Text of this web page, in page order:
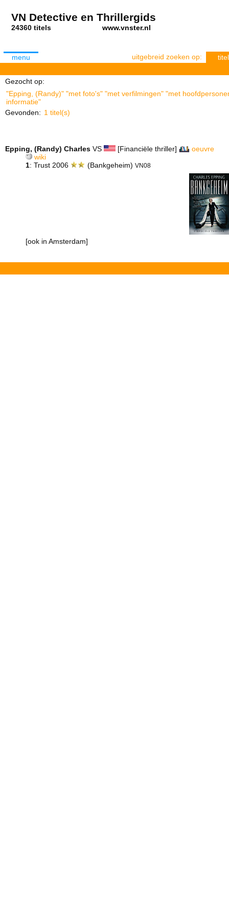
VN Detective en Thrillergids
24360 titels www.vnster.nl
menu uitgebreid zoeken op: titel
Gezocht op:
"Epping, (Randy)" "met foto's" "met verfilmingen" "met
informatie"
Gevonden: 1 titel(s)
Epping, (Randy) Charles VS [Financiële thriller]
oeuvre
wiki
1: Trust 2006 (Bankgeheim) VN08
[ook in Amsterdam]